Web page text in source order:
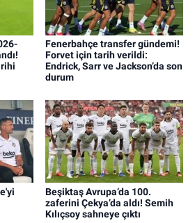
Fenerbahçe transfer gündemi!
Forvet için tarih verildi:
Endrick, Sarr ve Jackson’da son
durum
Beşiktaş Avrupa’da 100.
zaferini Çekya’da aldı! Semih
Kılıçsoy sahneye çıktı